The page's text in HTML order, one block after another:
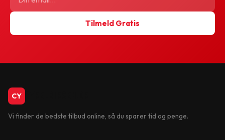
Tilmeld Gratis
CY
Vi finder de bedste tilbud online, så du sparer tid og penge.